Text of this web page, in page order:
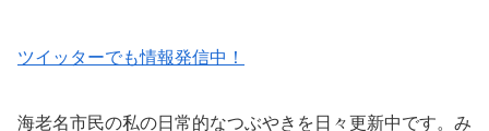
ツイッターでも情報発信中！
海老名市民の私の日常的なつぶやきを日々更新中です。み